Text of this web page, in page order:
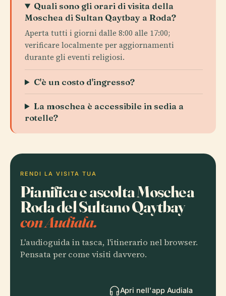
Quali sono gli orari di visita della
Moschea di Sultan Qaytbay a Roda?
Aperta tutti i giorni dalle 8:00 alle 17:00;
verificare localmente per aggiornamenti
durante gli eventi religiosi.
C'è un costo d'ingresso?
La moschea è accessibile in sedia a
rotelle?
RENDI LA VISITA TUA
Pianifica e ascolta Moschea
Roda del Sultano Qaytbay
con Audiala.
L'audioguida in tasca, l'itinerario nel browser.
Pensata per come visiti davvero.
Apri nell'app Audiala